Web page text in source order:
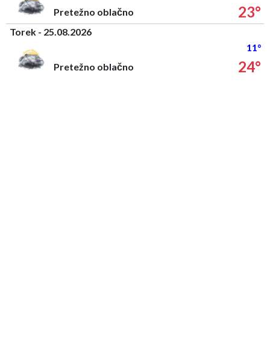
Pretežno oblačno
23°
Torek - 25.08.2026
11°
Pretežno oblačno
24°